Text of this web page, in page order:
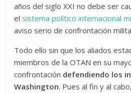
años del siglo XXI no debe ser
elsistema político internacional
aviso serio de confrontación
Todo ello sin que los aliados
miembros de la OTAN en su
confrontación defendiendo los
Washington. Pues al fin y al